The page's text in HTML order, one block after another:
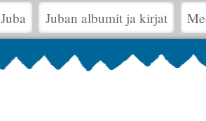
Juba Juban albumit ja kirjat